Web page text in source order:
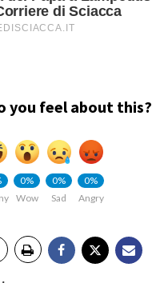
you feel about this?
0%
Wow
0%
Sad
0%
Angry